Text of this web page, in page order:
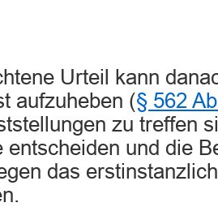
Urteil kann
aufzuheben (§ 562
zu treffen
entscheiden und die
das